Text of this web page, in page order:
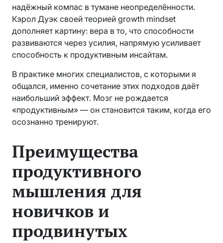
надёжный компас в тумане неопределённости.
Кэрол Дуэк своей теорией growth mindset
дополняет картину: вера в то, что способности
развиваются через усилия, напрямую усиливает
способность к продуктивным инсайтам.
В практике многих специалистов, с которыми я
общался, именно сочетание этих подходов даёт
наибольший эффект. Мозг не рождается
«продуктивным» — он становится таким, когда его
осознанно тренируют.
Преимущества
продуктивного
мышления для
новичков и
продвинутых